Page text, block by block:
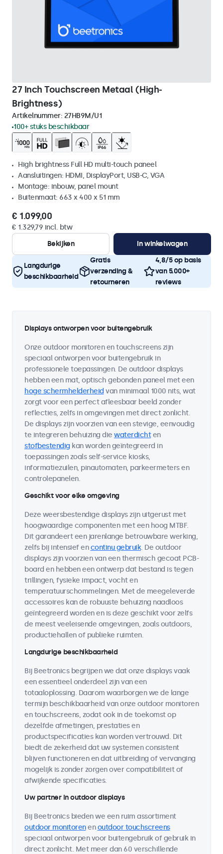
27 Inch Touchscreen Metaal (High-
Brightness)
Artikelnummer: 27HB9M/U1
100+ stuks beschikbaar
High brightness Full HD multi-touch paneel
Aansluitingen: HDMI, DisplayPort, USB-C, VGA
Montage: inbouw, panel mount
Buitenmaat: 663 x 400 x 51 mm
€ 1.099,00
€ 1.329,79 incl. btw
Bekijken
In winkelwagen
Langdurige
beschikbaarheid
Gratis
verzending &
retourneren
4,8/5 op basis
van 5.000+
reviews
Displays ontworpen voor buitengebruik
Onze outdoor monitoren en touchscreens zijn
speciaal ontworpen voor buitengebruik in
professionele toepassingen. De outdoor displays
hebben een mat, optisch gebonden paneel met een
hoge schermhelderheid van minimaal 1000 nits, wat
zorgt voor een perfect afleesbaar beeld zonder
reflecties, zelfs in omgevingen met direct zonlicht.
De displays zijn voorzien van een stevige, eenvoudig
te integreren behuizing die waterdichten
stofbestendig kan worden geïntegreerd in
toepassingen zoals self-service kiosks,
informatiezuilen, pinautomaten, parkeermeters en
controlepanelen.
Geschikt voor elke omgeving
Deze weersbestendige displays zijn uitgerust met
hoogwaardige componenten met een hoog MTBF.
Dit garandeert een jarenlange betrouwbare werking,
zelfs bij intensief encontinu gebruik. De outdoor
displays zijn voorzien van een thermisch gecoat PCB-
board en hebben een ontwerp dat bestand is tegen
trillingen, fysieke impact, vocht en
temperatuurschommelingen. Met de meegeleverde
accessoires kan de robuuste behuizing naadloos
geïntegreerd worden en is deze geschikt voor zelfs
de meest veeleisende omgevingen, zoals outdoors,
productiehallen of publieke ruimten.
Langdurige beschikbaarheid
Bij Beetronics begrijpen we dat onze displays vaak
een essentieel onderdeel zijn van een
totaaloplossing. Daarom waarborgen we de lange
termijn beschikbaarheid van onze outdoor monitoren
en touchscreens, zodat ook in de toekomst op
dezelfde afmetingen, prestaties en
productspecificaties kan worden vertrouwd. Dit
biedt de zekerheid dat uw systemen consistent
blijven functioneren en dat uitbreiding of vervanging
mogelijk is zonder zorgen over compatibiliteit of
afwijkende specificaties.
Uw partner in outdoor displays
Bij Beetronics bieden we een ruim assortiment
outdoor monitorenenoutdoor touchscreens
speciaal ontworpen voor buitengebruik of gebruik in
direct zonlicht. Met meer dan 60 verschillende